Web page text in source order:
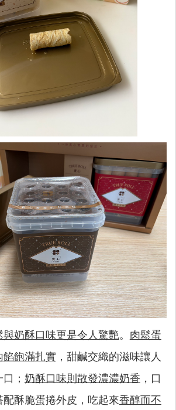
奶酥口味更是令人驚艷。 肉鬆蛋
餡飽滿扎實，甜鹹交織的滋味讓人
； 奶酥口味則散發濃濃奶香 ，口
配酥脆蛋捲外皮，吃起來香醇而不